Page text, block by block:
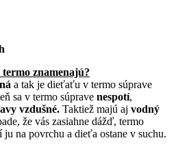
znamenajú?
a tak je dieťaťu v termo súprave
sa v termo súprave nespotí,
vzdušné. Taktiež majú aj vodný
že vás zasiahne dážď, termo
na povrchu a dieťa ostane v suchu.